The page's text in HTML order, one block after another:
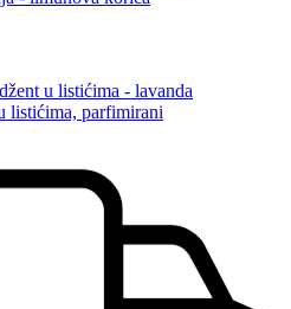
u listićima - lavanda
listićima, parfimirani